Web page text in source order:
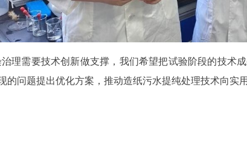
理需要技术创新做支撑，我们希望把试验阶段的技术
的问题提出优化方案，推动造纸污水提纯处理技术向实